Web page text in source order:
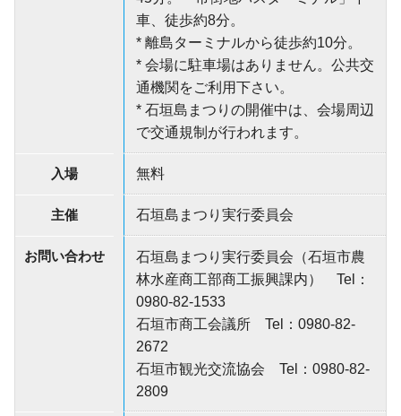
車、徒歩約8分。
* 離島ターミナルから徒歩約10分。
* 会場に駐車場はありません。公共交
通機関をご利用下さい。
* 石垣島まつりの開催中は、会場周辺
で交通規制が行われます。
入場 無料
主催 石垣島まつり実行委員会
お問い合わせ
石垣島まつり実行委員会（石垣市農
林水産商工部商工振興課内） Tel：
0980-82-1533
石垣市商工会議所 Tel：0980-82-
2672
石垣市観光交流協会 Tel：0980-82-
2809